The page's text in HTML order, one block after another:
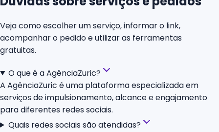
Veja como escolher um serviço, informar o link,
acompanhar o pedido e utilizar as ferramentas
gratuitas.
O que é a AgênciaZuric?
A AgênciaZuric é uma plataforma especializada em
serviços de impulsionamento, alcance e engajamento
para diferentes redes sociais.
Quais redes sociais são atendidas?